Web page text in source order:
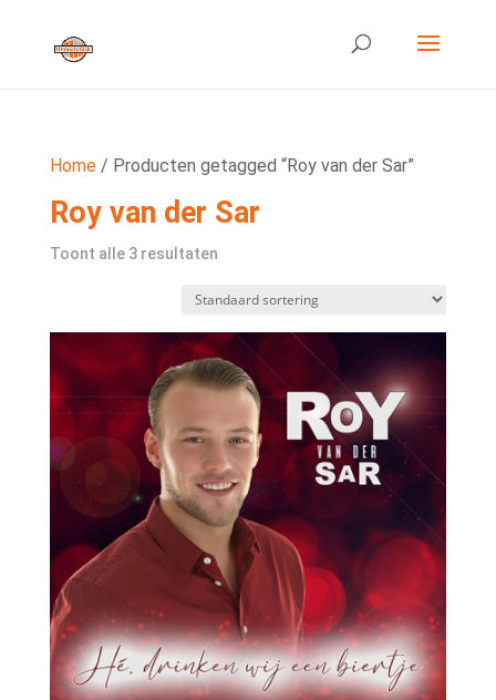
Home/ Producten getagged “Roy van der Sar”
Roy van der Sar
Toont alle 3 resultaten